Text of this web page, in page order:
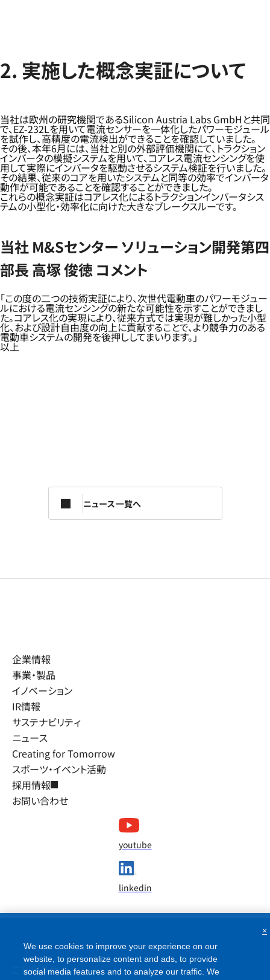
2. 実施した概念実証について
当社は欧州の研究機関であるSilicon Austria Labs GmbHと共同
で、EZ-232Lを用いて電流センサーを一体化したパワーモジュール
を試作し、高精度の電流検出ができることを確認していました。
その後、本年6月には、当社と別の外部評価機関にて、トラクション
インバータの模擬システムを用いて、コアレス電流センシングを使
用して実際にインバータを駆動させるシステム検証を行いました。
その結果、従来のコアを用いたシステムと同等の効率でインバータ
動作が可能であることを確認することができました。
これらの概念実証はコアレス化によるトラクションインバータシス
テムの小型化・効率化に向けた大きなブレークスルーです。
当社 M&Sセンター ソリューション開発第四
部長 高塚 俊徳 コメント
「この度の二つの技術実証により、次世代電動車のパワーモジュー
ルにおける電流センシングの新たな可能性を示すことができまし
た。コアレス化の実現により、従来方式では実現が難しかった小型
化、および設計自由度の向上に貢献することで、より競争力のある
電動車システムの開発を後押ししてまいります。」
以上
ニュース一覧へ
企業情報
事業・製品
イノベーション
IR情報
サステナビリティ
ニュース
Creating for Tomorrow
スポーツ・イベント活動
採用情報
お問い合わせ
youtube
linkedin
ご利用条件
We use cookies to improve your experience on our
website, to personalize content and ads, to provide
social media features and to analyze our traffic. We
×